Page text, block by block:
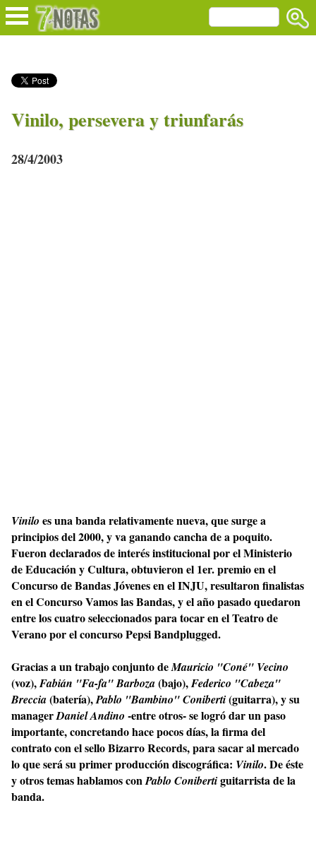
Vinilo, persevera y triunfarás
28/4/2003
Vinilo es una banda relativamente nueva, que surge a
principios del 2000, y va ganando cancha de a poquito.
Fueron declarados de interés institucional por el Ministerio
de Educación y Cultura, obtuvieron el 1er. premio en el
Concurso de Bandas Jóvenes en el INJU, resultaron finalistas
en el Concurso Vamos las Bandas, y el año pasado quedaron
entre los cuatro seleccionados para tocar en el Teatro de
Verano por el concurso Pepsi Bandplugged.
Gracias a un trabajo conjunto deMauricio "Coné" Vecino
(voz),Fabián "Fa-fa" Barboza(bajo),Federico "Cabeza"
Breccia(batería),Pablo "Bambino" Coniberti(guitarra), y su
managerDaniel Andino -entre otros- se logró dar un paso
importante, concretando hace pocos días, la firma del
contrato con el sello Bizarro Records, para sacar al mercado
lo que será su primer producción discográfica: Vinilo. De éste
y otros temas hablamos conPablo Conibertiguitarrista de la
banda.